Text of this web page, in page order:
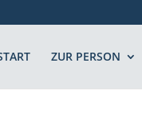
ZUR PERSON